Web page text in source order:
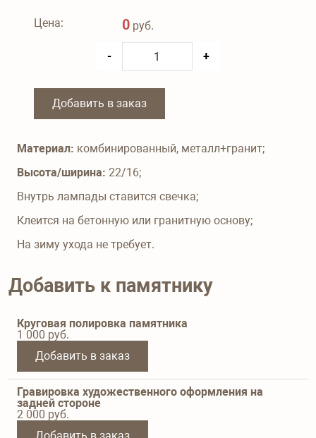
Цена: 0 руб.
- +
Добавить в заказ
Материал: комбинированный, металл+гранит;
Высота/ширина: 22/16;
Внутрь лампады ставится свечка;
Клеится на бетонную или гранитную основу;
На зиму ухода не требует.
Добавить к памятнику
Круговая полировка памятника
1 000 руб.
Добавить в заказ
Гравировка художественного оформления на
задней стороне
2 000 руб.